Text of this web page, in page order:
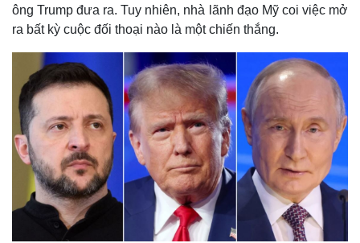
ông Trump đưa ra. Tuy nhiên, nhà lãnh đạo Mỹ coi việc mở
ra bất kỳ cuộc đối thoại nào là một chiến thắng.